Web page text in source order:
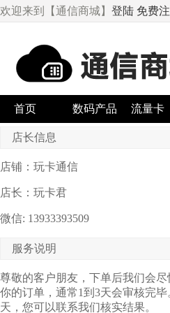
欢迎来到【通信商城】 登陆 免费
首页 数码产品 流量卡
店长信息
店铺：玩卡通信
店长：玩卡君
微信: 13933393509
服务说明
尊敬的客户朋友，下单后我们会尽
你的订单，通常1到3天会审核完毕
天，您可以联系我们核实结果。